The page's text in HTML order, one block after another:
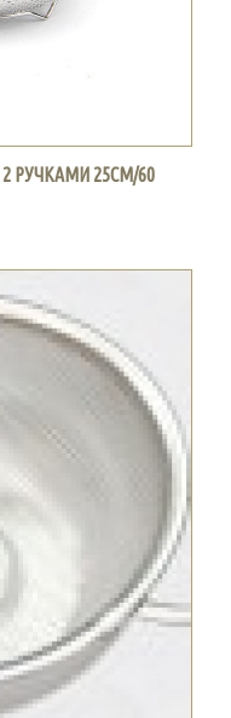
РУЧКАМИ 25СМ/60